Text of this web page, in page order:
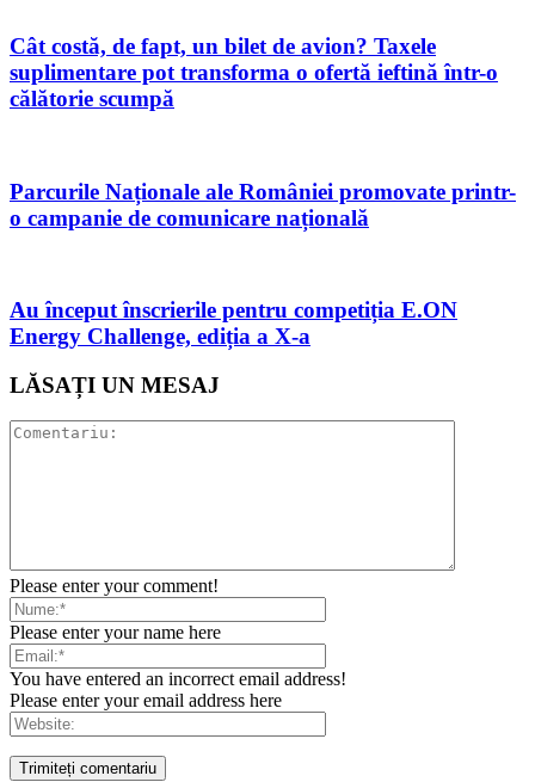
Cât costă, de fapt, un bilet de avion? Taxele
suplimentare pot transforma o ofertă ieftină într-o
călătorie scumpă
Parcurile Naționale ale României promovate printr-
o campanie de comunicare națională
Au început înscrierile pentru competiția E.ON
Energy Challenge, ediția a X-a
LĂSAȚI UN MESAJ
Please enter your comment!
Please enter your name here
You have entered an incorrect email address!
Please enter your email address here